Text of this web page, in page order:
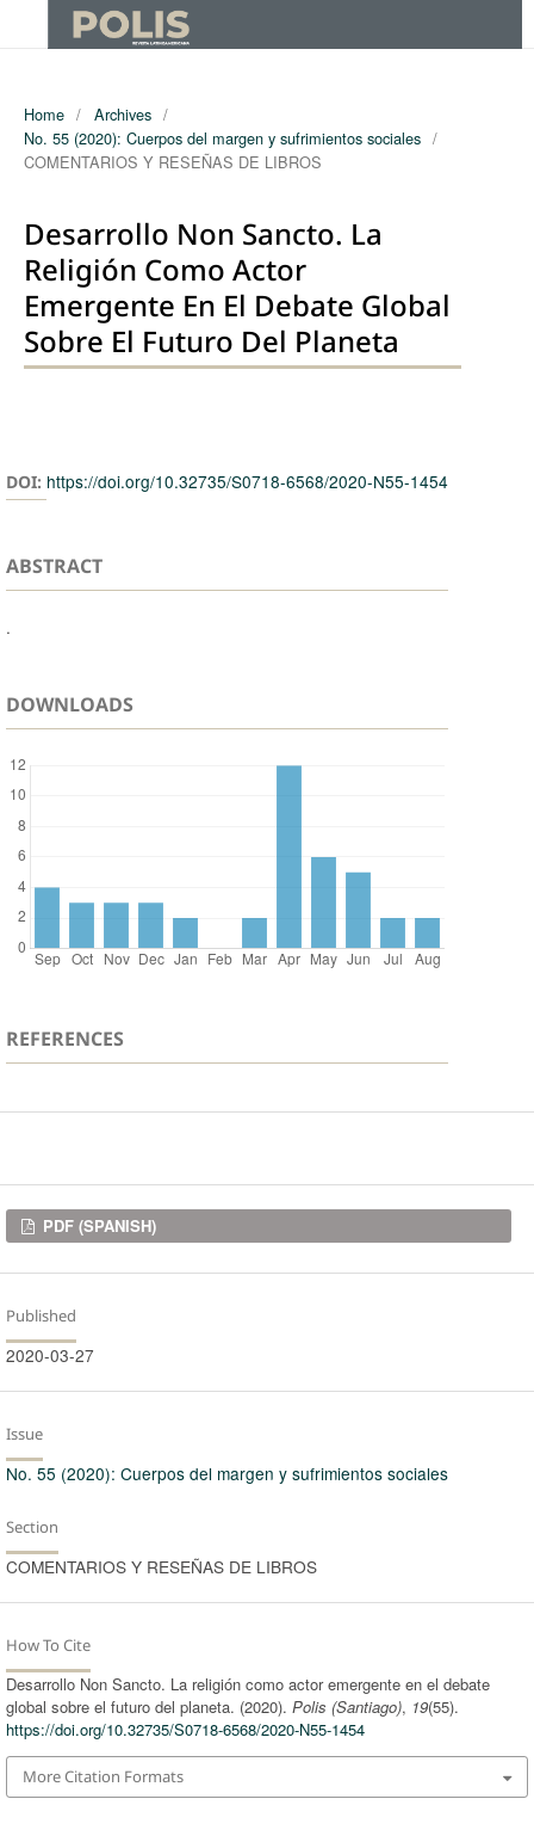
Home / Archives /
No. 55 (2020): Cuerpos del margen y sufrimientos sociales /
COMENTARIOS Y RESEÑAS DE LIBROS
Desarrollo Non Sancto. La
Religión Como Actor
Emergente En El Debate Global
Sobre El Futuro Del Planeta
DOI: https://doi.org/10.32735/S0718-6568/2020-N55-1454
ABSTRACT
.
DOWNLOADS
REFERENCES
Downloads
PDF (SPANISH)
Published
2020-03-27
Issue
No. 55 (2020): Cuerpos del margen y sufrimientos sociales
Section
COMENTARIOS Y RESEÑAS DE LIBROS
How To Cite
Desarrollo Non Sancto. La religión como actor emergente en el debate
global sobre el futuro del planeta. (2020). Polis (Santiago), 19(55).
https://doi.org/10.32735/S0718-6568/2020-N55-1454
More Citation Formats